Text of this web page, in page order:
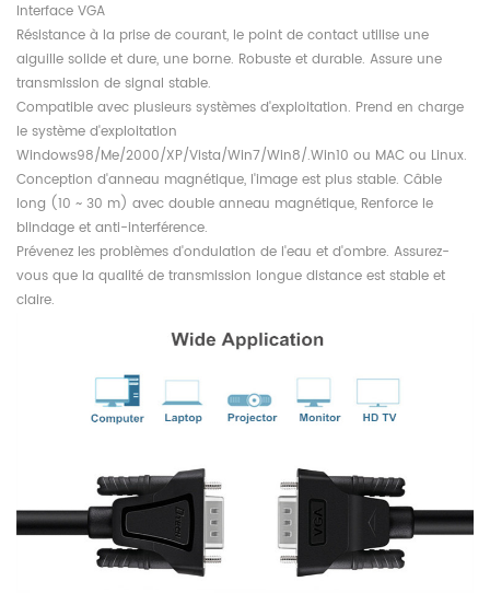
Interface VGA
Résistance à la prise de courant, le point de contact utilise une
aiguille solide et dure, une borne. Robuste et durable. Assure une
transmission de signal stable.
Compatible avec plusieurs systèmes d'exploitation. Prend en charge
le système d'exploitation
Windows98/Me/2000/XP/Vista/Win7/Win8/.Win10 ou MAC ou Linux.
Conception d'anneau magnétique, l'image est plus stable. Câble
long (10 ~ 30 m) avec double anneau magnétique, Renforce le
blindage et anti-interférence.
Prévenez les problèmes d'ondulation de l'eau et d'ombre. Assurez-
vous que la qualité de transmission longue distance est stable et
claire.